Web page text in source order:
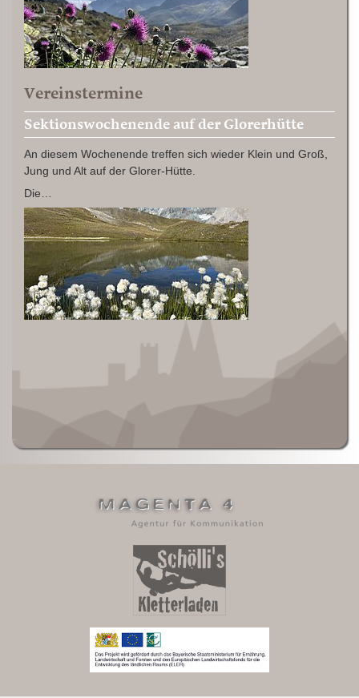
Vereinstermine
Sektionswochenende auf der Glorerhütte
An diesem Wochenende treffen sich wieder Klein und Groß,
Jung und Alt auf der Glorer-Hütte.
Die…